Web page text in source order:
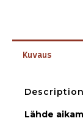
Kuvaus
Description
Lähde